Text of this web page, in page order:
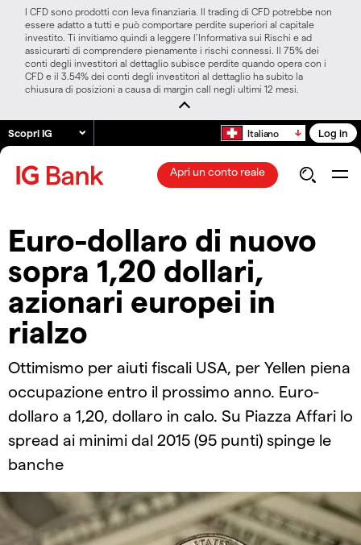
I CFD sono prodotti con leva finanziaria. Il trading di CFD potrebbe non
essere adatto a tutti e può comportare perdite superiori al capitale
investito. Ti invitiamo quindi a leggere l’Informativa sui Rischi e ad
assicurarti di comprendere pienamente i rischi connessi. Il 75% dei
conti degli investitori al dettaglio subisce perdite quando opera con i
CFD e il 3.54% dei conti degli investitori al dettaglio ha subito la
chiusura di posizioni a causa di margin call negli ultimi 12 mesi.
Scopri IG Italiano Log in
Apri un conto reale
Euro-dollaro di nuovo
sopra 1,20 dollari,
azionari europei in
rialzo
Ottimismo per aiuti fiscali USA, per Yellen piena
occupazione entro il prossimo anno. Euro-
dollaro a 1,20, dollaro in calo. Su Piazza Affari lo
spread ai minimi dal 2015 (95 punti) spinge le
banche